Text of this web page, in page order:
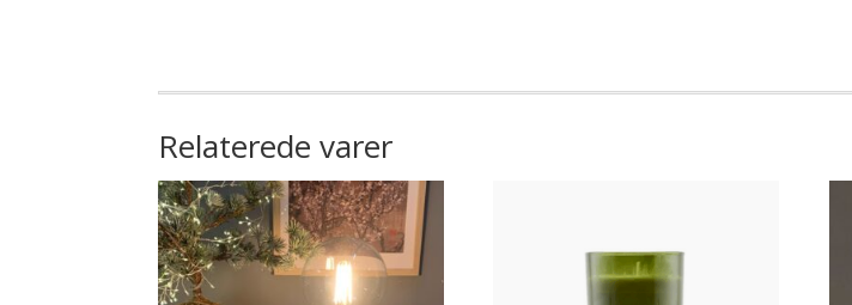
Relaterede varer